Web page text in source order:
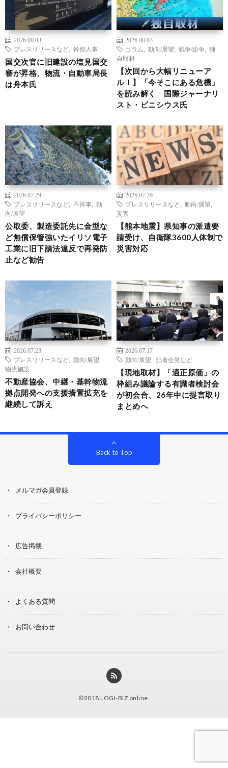
2026.08.03
プレスリリースなど
幹部人事
国交次官に旧建設の塩見国交
審が昇格、物流・自動車局長
は舟本氏
2026.08.03
コラム
動向/展望 戦争/紛争
独
自取材
【次回から大幅リニューア
ル！】「今そこにある危機」
を読み解く 国際ジャーナリ
スト・ビニシウス氏
2026.07.29
プレスリリースなど
不祥事
動
向/展望
公取委、製造委託先に金型な
ど無償保管強いたイリソ電子
工業に旧下請法違反で再発防
止など勧告
2026.07.29
プレスリリースなど
動向/展望
災害
【熊本地震】県知事の派遣要
請受け、自衛隊3600人体制で
災害対応
2026.07.23
プレスリリースなど
動向/展望
物流施設
不動産協会、中継・基幹物流
拠点開発への支援措置拡充を
継続して訴え
2026.07.17
動向/展望
記者会見など
【現地取材】「適正原価」の
枠組み議論する有識者検討会
が初会合、26年中に提言取り
まとめへ
Back to Top
メルマガ会員登録
プライバシーポリシー
広告掲載
会社概要
よくある質問
お問い合わせ
©2018 LOGI-BIZ online